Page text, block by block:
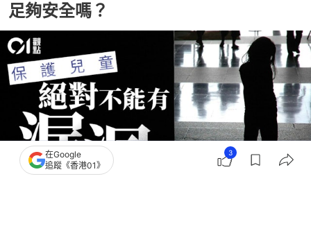
足夠安全嗎？
在Google
追蹤《香港01》
3